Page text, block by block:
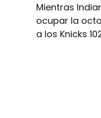
Mientras
ocupar la
a los Knicks